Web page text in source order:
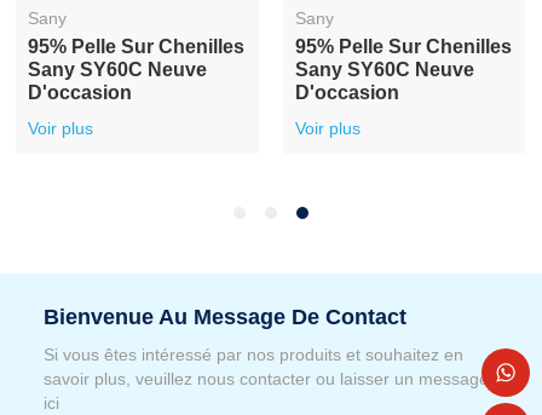
Sany
95% Pelle Sur Chenilles
Sany SY60C Neuve
D'occasion
Voir plus
Sany
95% Pelle Sur Chenilles
Sany SY60C Neuve
D'occasion
Voir plus
Bienvenue Au Message De Contact
Si vous êtes intéressé par nos produits et souhaitez en
savoir plus, veuillez nous contacter ou laisser un message
ici